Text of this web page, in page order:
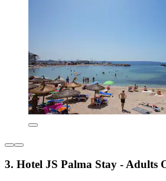
3. Hotel JS Palma Stay - Adults